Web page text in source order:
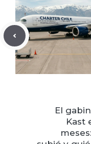
El
Kast